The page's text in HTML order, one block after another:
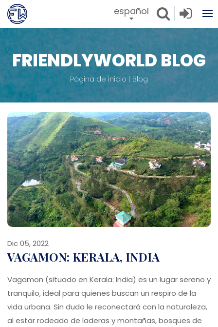
español
FRIENDLYWORLD BLOG
Página de inicio Blog
Dic 05, 2022
VAGAMON: KERALA, INDIA
Vagamon (situado en Kerala: India) es un lugar sereno y
tranquilo, ideal para quienes buscan un respiro de la
vida urbana. Sin duda le reconectará con la naturaleza,
al estar rodeado de laderas y montañas, bosques de